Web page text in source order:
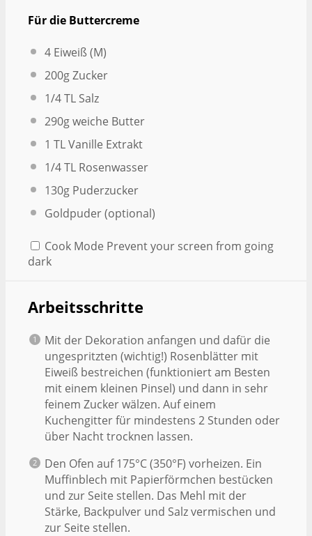
Für die Buttercreme
4 Eiweiß (M)
200gZucker
1/4TL Salz
290gweiche Butter
1 TL Vanille Extrakt
1/4TL Rosenwasser
130g Puderzucker
Goldpuder (optional)
Cook Mode Prevent your screen from going
dark
Arbeitsschritte
Mit der Dekoration anfangen und dafür die
ungespritzten (wichtig!) Rosenblätter mit
Eiweiß bestreichen (funktioniert am Besten
mit einem kleinen Pinsel) und dann in sehr
feinem Zucker wälzen. Auf einem
Kuchengitter für mindestens 2 Stunden oder
über Nacht trocknen lassen.
Den Ofen auf 175°C (350°F) vorheizen. Ein
Muffinblech mit Papierförmchen bestücken
und zur Seite stellen. Das Mehl mit der
Stärke, Backpulver und Salz vermischen und
zur Seite stellen.